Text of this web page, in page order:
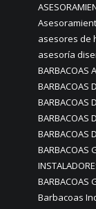
asesores de
asesoría
BARBACOAS
BARBACOAS
BARBACOAS
BARBACOAS
BARBACOAS
BARBACOAS
BARBACOAS
Barbacoas